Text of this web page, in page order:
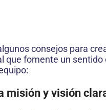
consejos para
que fomente un sentido
misión y visión